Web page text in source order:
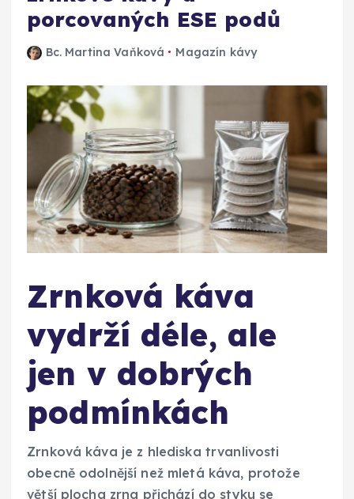
porcovaných ESE podů
Bc. Martina Vaňková Magazín kávy
Zrnková káva
vydrží déle, ale
jen v dobrých
podmínkách
Zrnková káva je z hlediska trvanlivosti
obecně odolnější než mletá káva, protože
větší plocha zrna přichází do styku se